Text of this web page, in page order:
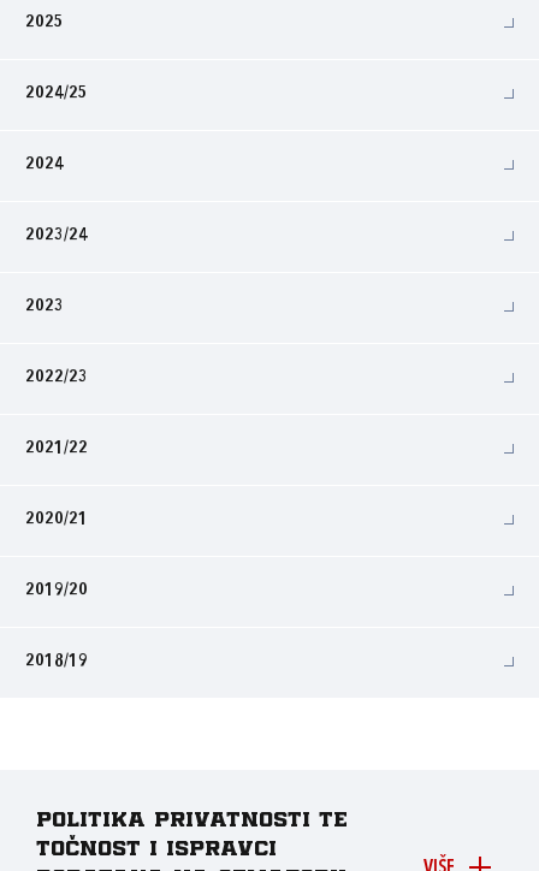
2025
2024/25
2024
2023/24
2023
2022/23
2021/22
2020/21
2019/20
2018/19
Politika privatnosti te
točnost i ispravci